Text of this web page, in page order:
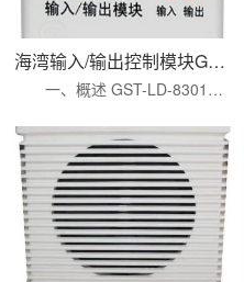
海湾输入/输出控制模块GST-LD-8301
一、概述 GST-LD-8301输入/输出模块(以下简称模块)，主要用于连接需要火灾报警控制器控制的消防联动设备，如排烟阀、送...